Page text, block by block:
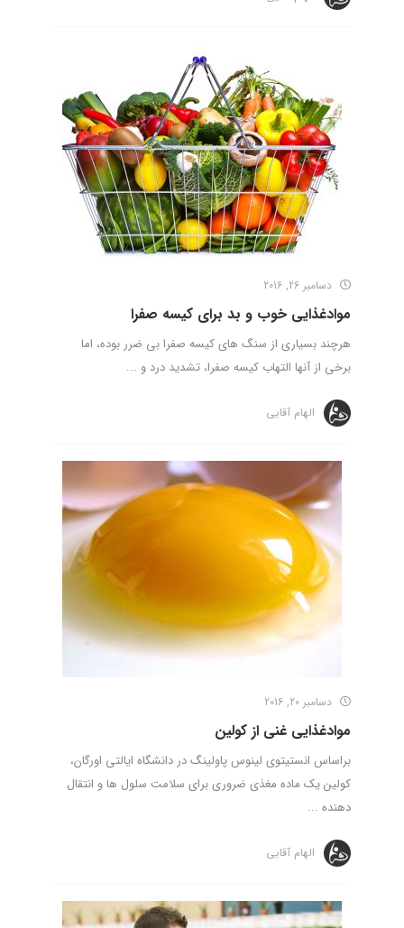
دسامبر 26, 2016
موادغذایی خوب و بد برای کیسه صفرا
هرچند بسیاری از سنگ های کیسه صفرا بی ضرر بوده، اما
برخی از آنها التهاب کیسه صفرا، تشدید درد و ...
الهام آقایی
دسامبر 20, 2016
موادغذایی غنی از کولین
براساس انستیتوی لینوس پاولینگ در دانشگاه ایالتی اورگان،
کولین یک ماده مغذی ضروری برای سلامت سلول ها و انتقال
دهنده ...
الهام آقایی